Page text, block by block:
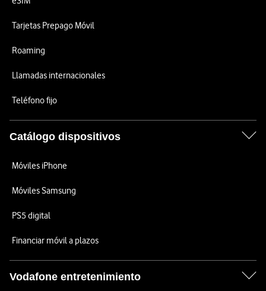
Tarjetas Prepago Móvil
Roaming
Llamadas internacionales
Teléfono fijo
Catálogo dispositivos
Móviles iPhone
Móviles Samsung
PS5 digital
Financiar móvil a plazos
Vodafone entretenimiento